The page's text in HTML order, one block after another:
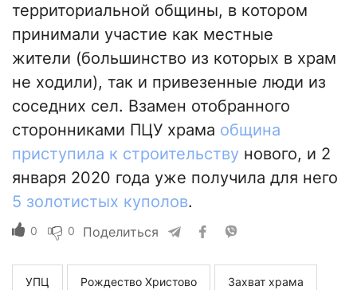
территориальной общины, в котором
принимали участие как местные
жители (большинство из которых в храм
не ходили), так и привезенные люди из
соседних сел. Взамен отобранного
сторонниками ПЦУ храма община
приступила к строительству нового, и 2
января 2020 года уже получила для него
5 золотистых куполов.
0 0 Поделиться
УПЦ Рождество Христово Захват храма